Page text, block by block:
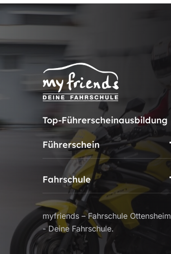
Top-Führerscheinausbildung
Führerschein
Fahrschule
myfriends – Fahrschule Ottensheim
- Deine Fahrschule.